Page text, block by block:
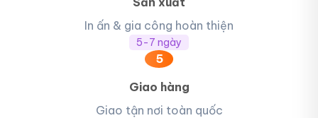
In ấn & gia công hoàn thiện
5-7 ngày
5
Giao hàng
Giao tận nơi toàn quốc